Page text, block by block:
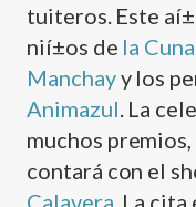
tuiteros. Este
nií±os de la
Manchayy los
Animazul . La
muchos
contará con el
Calavera . La